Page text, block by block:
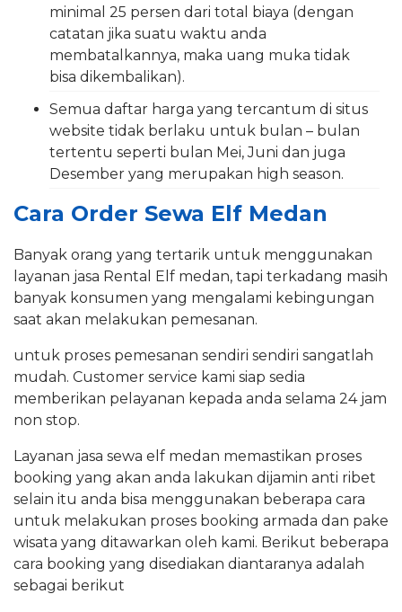
minimal 25 persen dari total biaya (dengan
catatan jika suatu waktu anda
membatalkannya, maka uang muka tidak
bisa dikembalikan).
Semua daftar harga yang tercantum di situs
website tidak berlaku untuk bulan – bulan
tertentu seperti bulan Mei, Juni dan juga
Desember yang merupakan high season.
Cara Order Sewa Elf Medan
Banyak orang yang tertarik untuk menggunakan
layanan jasa Rental Elf medan, tapi terkadang masih
banyak konsumen yang mengalami kebingungan
saat akan melakukan pemesanan.
untuk proses pemesanan sendiri sendiri sangatlah
mudah. Customer service kami siap sedia
memberikan pelayanan kepada anda selama 24 jam
non stop.
Layanan jasa sewa elf medan memastikan proses
booking yang akan anda lakukan dijamin anti ribet
selain itu anda bisa menggunakan beberapa cara
untuk melakukan proses booking armada dan pake
wisata yang ditawarkan oleh kami. Berikut beberapa
cara booking yang disediakan diantaranya adalah
sebagai berikut